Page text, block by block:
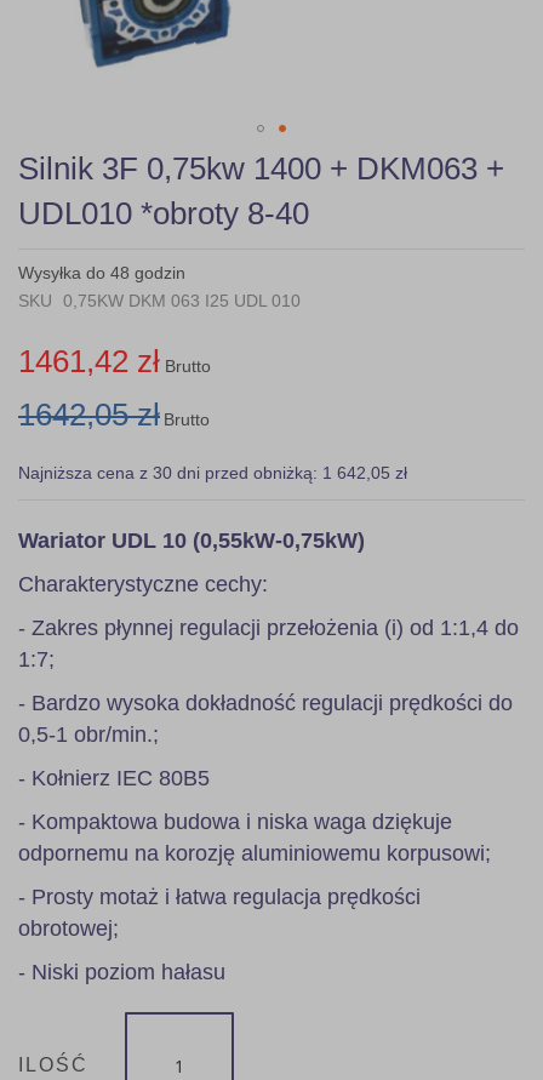
Skip
to
the
beginning
the
images
Silnik 3F 0,75kw 1400 + DKM063 +
UDL010 *obroty 8-40
Wysyłka do 48 godzin
SKU
0,75KW DKM 063 I25 UDL 010
1461,42 zł Brutto
1642,05 zł Brutto
Najniższa cena z 30 dni przed obniżką: 1 642,05 zł
Wariator UDL 10 (0,55kW-0,75kW)
Charakterystyczne cechy:
- Zakres płynnej regulacji przełożenia (i) od 1:1,4 do
1:7;
- Bardzo wysoka dokładność regulacji prędkości do
0,5-1 obr/min.;
- Kołnierz IEC 80B5
- Kompaktowa budowa i niska waga dziękuje
odpornemu na korozję aluminiowemu korpusowi;
- Prosty motaż i łatwa regulacja prędkości
obrotowej;
- Niski poziom hałasu
ILOŚĆ